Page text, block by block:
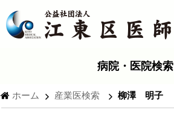
病院・医院検索
ホーム 産業医検索 柳澤 明子